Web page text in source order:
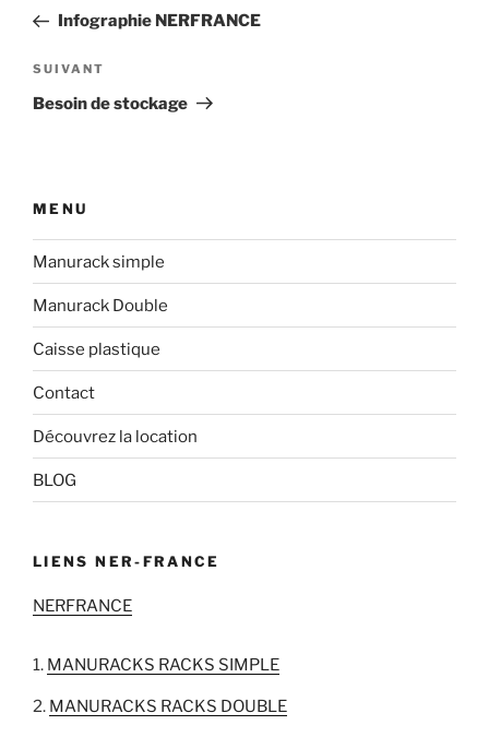
l’article
précédent
Infographie NERFRANCE
Article
suivant
SUIVANT
Besoin de stockage
MENU
Manurack simple
Manurack Double
Caisse plastique
Contact
Découvrez la location
BLOG
LIENS NER-FRANCE
NERFRANCE
MANURACKS RACKS SIMPLE
MANURACKS RACKS DOUBLE